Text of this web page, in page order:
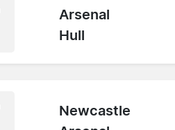
Arsenal
Hull
Newcastle